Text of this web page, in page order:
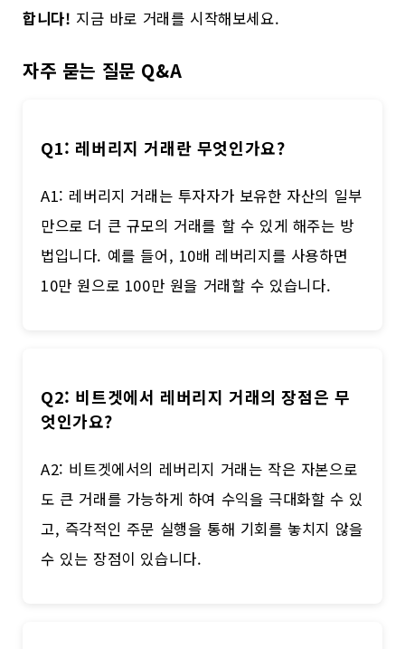
합니다! 지금 바로 거래를 시작해보세요.
자주 묻는 질문 Q&A
Q1: 레버리지 거래란 무엇인가요?
A1: 레버리지 거래는 투자자가 보유한 자산의 일부
만으로 더 큰 규모의 거래를 할 수 있게 해주는 방
법입니다. 예를 들어, 10배 레버리지를 사용하면
10만 원으로 100만 원을 거래할 수 있습니다.
Q2: 비트겟에서 레버리지 거래의 장점은 무
엇인가요?
A2: 비트겟에서의 레버리지 거래는 작은 자본으로
도 큰 거래를 가능하게 하여 수익을 극대화할 수 있
고, 즉각적인 주문 실행을 통해 기회를 놓치지 않을
수 있는 장점이 있습니다.